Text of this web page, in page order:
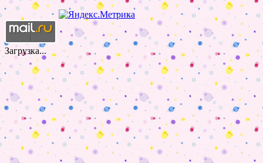
Загрузка...